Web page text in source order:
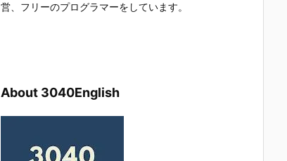
営、フリーのプログラマーをしています。
About 3040English